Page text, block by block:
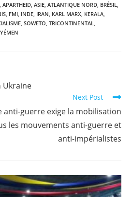
APARTHEID ASIE ATLANTIQUE NORD BRÉSIL
FMI INDE IRAN KARL MARX KERALA
SOWETO TRICONTINENTAL
YÉMEN
Ukraine
Next Post
anti-guerre exige la mobilisation
les mouvements anti-guerre et
anti-impérialistes